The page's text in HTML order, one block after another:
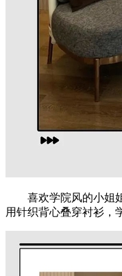
喜欢学院风的小姐姐
用针织背心叠穿衬衫，